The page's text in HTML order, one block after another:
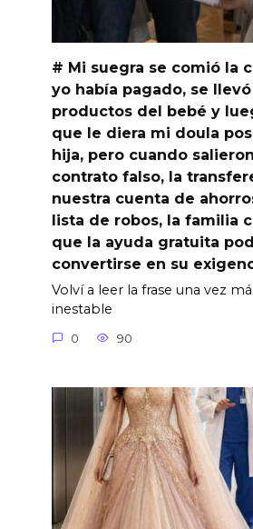
# Mi suegra se comió la
yo había pagado, se
productos del bebé y
que le diera mi doula
hija, pero cuando
contrato falso, la
nuestra cuenta de
lista de robos, la familia
que la ayuda gratuita
convertirse en su
Volví a leer la frase una vez
inestable
0 90